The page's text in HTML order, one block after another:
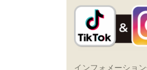
インフォメーショ